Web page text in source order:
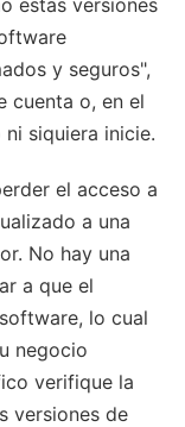
estas versiones
y seguros",
cuenta o, en el
siquiera inicie.
el acceso a
a una
No hay una
a que el
lo cual
negocio
verifique la
versiones de